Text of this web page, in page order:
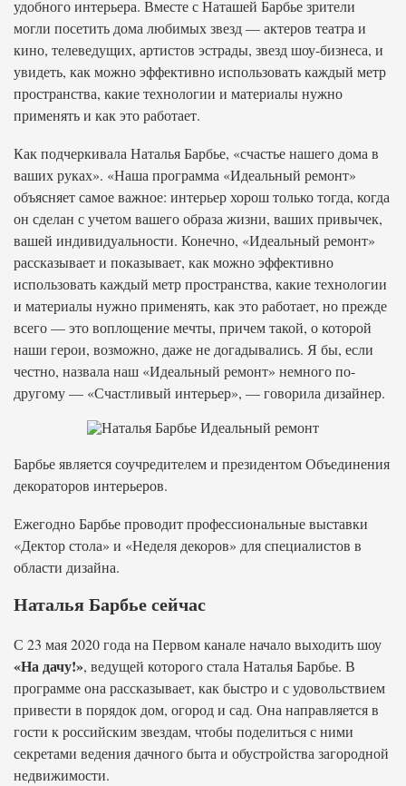
удобного интерьера. Вместе с Наташей Барбье зрители
могли посетить дома любимых звезд — актеров театра и
кино, телеведущих, артистов эстрады, звезд шоу-бизнеса, и
увидеть, как можно эффективно использовать каждый метр
пространства, какие технологии и материалы нужно
применять и как это работает.
Как подчеркивала Наталья Барбье, «счастье нашего дома в
ваших руках». «Наша программа «Идеальный ремонт»
объясняет самое важное: интерьер хорош только тогда, когда
он сделан с учетом вашего образа жизни, ваших привычек,
вашей индивидуальности. Конечно, «Идеальный ремонт»
рассказывает и показывает, как можно эффективно
использовать каждый метр пространства, какие технологии
и материалы нужно применять, как это работает, но прежде
всего — это воплощение мечты, причем такой, о которой
наши герои, возможно, даже не догадывались. Я бы, если
честно, назвала наш «Идеальный ремонт» немного по-
другому — «Счастливый интерьер», — говорила дизайнер.
Барбье является соучредителем и президентом Объединения
декораторов интерьеров.
Ежегодно Барбье проводит профессиональные выставки
«Дектор стола» и «Неделя декоров» для специалистов в
области дизайна.
Наталья Барбье сейчас
С 23 мая 2020 года на Первом канале начало выходить шоу
«На дачу!», ведущей которого стала Наталья Барбье. В
программе она рассказывает, как быстро и с удовольствием
привести в порядок дом, огород и сад. Она направляется в
гости к российским звездам, чтобы поделиться с ними
секретами ведения дачного быта и обустройства загородной
недвижимости.